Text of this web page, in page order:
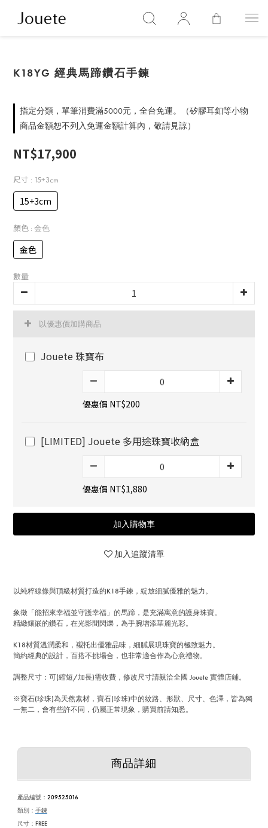
K18YG 經典馬蹄鑽石手鍊
指定分類，單筆消費滿5000元，全台免運。（矽膠耳釦等小物
商品金額恕不列入免運金額計算內，敬請見諒）
NT$17,900
尺寸 : 15+3cm
15+3cm
顏色 : 金色
金色
數量
以優惠價加購商品
Jouete 珠寶布
優惠價 NT$200
[LIMITED] Jouete 多用途珠寶收納盒
優惠價 NT$1,880
加入購物車
加入追蹤清單
以純粹線條與頂級材質打造的K18手鍊，綻放細膩優雅的魅力。
象徵「能招來幸福並守護幸福」的馬蹄，是充滿寓意的護身珠寶。
精緻鑲嵌的鑽石，在光影間閃爍，為手腕增添華麗光彩。
K18材質溫潤柔和，襯托出優雅品味，細膩展現珠寶的極致魅力。
簡約經典的設計，百搭不挑場合，也非常適合作為心意禮物。
調整尺寸：可(縮短/加長)需收費，修改尺寸請親洽全國 Jouete 實體店鋪。
※寶石(珍珠)為天然素材，寶石(珍珠)中的紋路、形狀、尺寸、色澤，皆為獨
一無二，會有些許不同，仍屬正常現象，購買前請知悉。
商品詳細
產品編號： 209525016
類別： 手鍊
尺寸：FREE